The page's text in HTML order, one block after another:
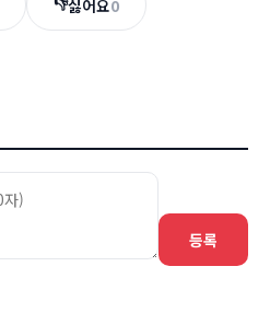
싫어요0
등록